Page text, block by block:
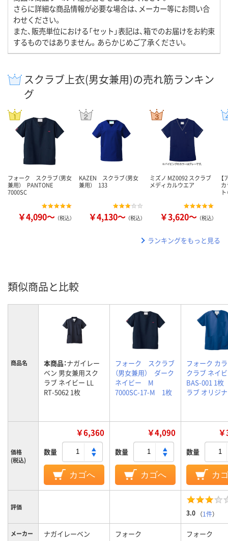
さらに詳細な商品情報が必要な場合は、メーカー等にお問い合
わせください。
また、販売単位における「セット」表記は、箱でのお届けをお約束
するものではありません。あらかじめご了承ください。
スクラブ上衣(男女兼用)の売れ筋ランキン
グ
フォーク スクラブ（男女
兼用） PANTONE
7000SC
￥4,090～ （税込）
KAZEN スクラブ（男女
兼用） 133
￥4,130～ （税込）
ミズノ MZ0092 スクラブ
メディカルウエア
￥3,620～ （税込）
ランキングをもっと見る
類似商品と比較
商品名 本商品：ナガイレー
ベン 男女兼用スク
ラブ ネイビー LL
RT-5062 1枚
フォーク スクラブ
（男女兼用） ダーク
ネイビー M
7000SC-17-M 1枚
フォーク カ
クラブ ネイ
BAS-001 1
ラブ オリジ
価格
(税込)
￥6,360
数量
カゴへ
￥4,090
数量
カゴへ
数量
カ
評価
3.0 （1件）
メーカー ナガイレーベン フォーク フォーク